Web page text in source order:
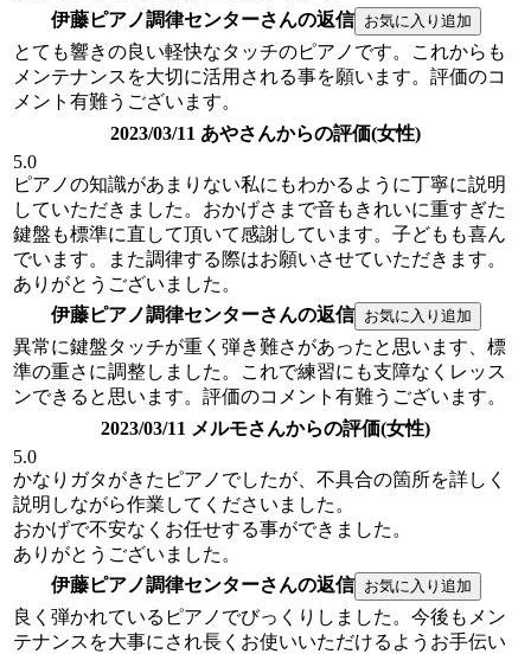
伊藤ピアノ調律センターさんの返信
とても響きの良い軽快なタッチのピアノです。これからも
メンテナンスを大切に活用される事を願います。評価のコ
メント有難うございます。
2023/03/11 あやさんからの評価(女性)
5.0
ピアノの知識があまりない私にもわかるように丁寧に説明
していただきました。おかげさまで音もきれいに重すぎた
鍵盤も標準に直して頂いて感謝しています。子どもも喜ん
でいます。また調律する際はお願いさせていただきます。
ありがとうございました。
伊藤ピアノ調律センターさんの返信
異常に鍵盤タッチが重く弾き難さがあったと思います、標
準の重さに調整しました。これで練習にも支障なくレッス
ンできると思います。評価のコメント有難うございます。
2023/03/11 メルモさんからの評価(女性)
5.0
かなりガタがきたピアノでしたが、不具合の箇所を詳しく
説明しながら作業してくださいました。
おかげで不安なくお任せする事ができました。
ありがとうございました。
伊藤ピアノ調律センターさんの返信
良く弾かれているピアノでびっくりしました。今後もメン
テナンスを大事にされ長くお使いいただけるようお手伝い